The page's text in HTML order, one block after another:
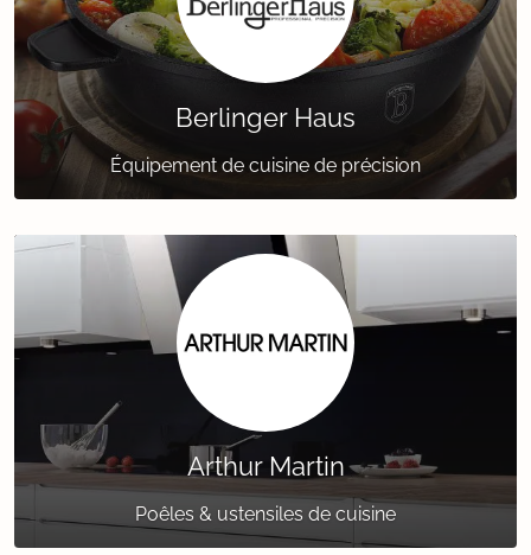
Berlinger Haus
Équipement de cuisine de précision
Arthur Martin
Poêles & ustensiles de cuisine